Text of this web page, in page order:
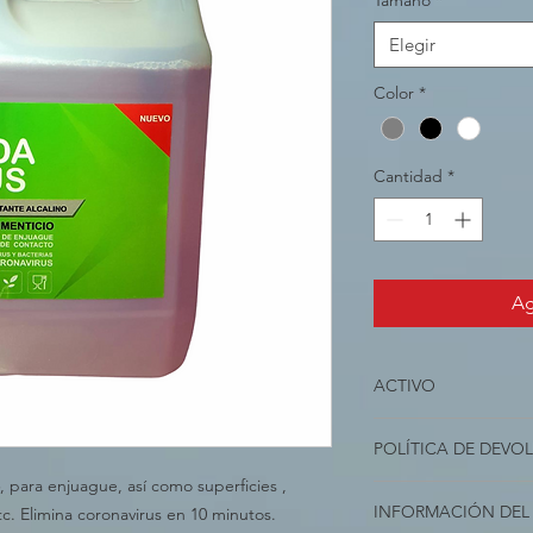
, para enjuague, así como superficies ,
Elimina coronavirus en 10 minutos.
Elegir
Color *
Cantidad *
ACTIVO
40% C12, 10% C16).
benzalconio
POLÍTICA DE
oportunidad ideal
INFORMACIÓN DEL